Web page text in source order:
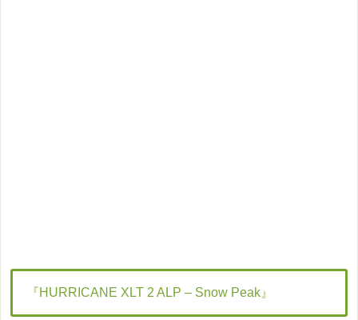
『HURRICANE XLT 2 ALP – Snow Peak』